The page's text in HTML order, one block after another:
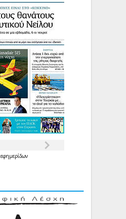
εφημερίδων